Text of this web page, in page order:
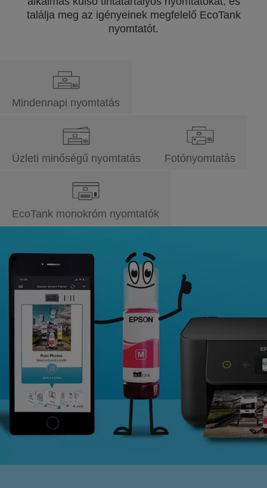
találja meg az igényeinek megfelelő EcoTank
nyomtatót.
Mindennapi nyomtatás
Üzleti minőségű nyomtatás Fotónyomtatás
EcoTank monokróm nyomtatók